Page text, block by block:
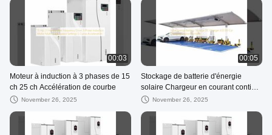
00:03
Moteur à induction à 3 phases de 15
ch 25 ch Accélération de courbe
November 26, 2025
00:05
Stockage de batterie d'énergie
solaire Chargeur en courant continu
Station de recharge de voiture ESS
November 26, 2025